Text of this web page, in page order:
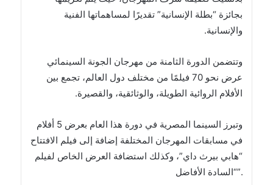
بجائزة “بطلة الإنسانية” تقديرًا لمساهماتها الفنية
والإنسانية.
وتتضمن الدورة الثامنة من مهرجان الجونة السينمائي
عرض نحو 70 فيلمًا من مختلف دول العالم، تجمع بين
الأفلام الروائية الطويلة، والوثائقية، والقصيرة.
وتبرز السينما المصرية في دورة هذا العام بعرض 5 أفلام
في مسابقات المهرجان المختلفة إضافة إلى فيلم الافتتاح
“هابي بيرث داي”، وكذلك استضافة العرض الخاص لفيلم
“السادة الأفاضل”.